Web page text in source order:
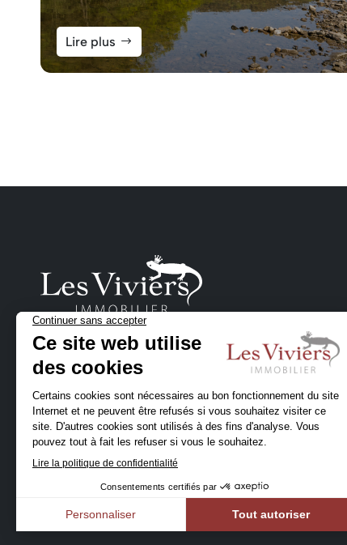
Lire plus
Un projet immobilier
en Belgique ?
Contactez-nous